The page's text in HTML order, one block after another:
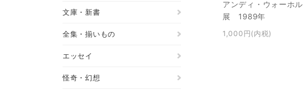
アンディ・ウォーホル
展 1989年
1,000円(内税)
文庫・新書
全集・揃いもの
エッセイ
怪奇・幻想